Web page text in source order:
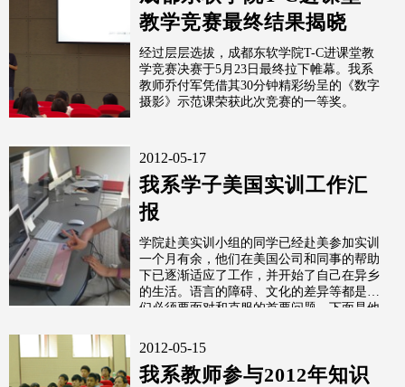
教学竞赛最终结果揭晓
经过层层选拔，成都东软学院T-C进课堂教
学竞赛决赛于5月23日最终拉下帷幕。我系
教师乔付军凭借其30分钟精彩纷呈的《数字
摄影》示范课荣获此次竞赛的一等奖。
2012-05-17
我系学子美国实训工作汇
报
学院赴美实训小组的同学已经赴美参加实训
一个月有余，他们在美国公司和同事的帮助
下已逐渐适应了工作，并开始了自己在异乡
的生活。语言的障碍、文化的差异等都是他
们必须要面对和克服的首要问题。下面是他
2012-05-15
我系教师参与2012年知识